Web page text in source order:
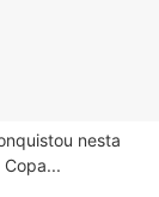
nesta